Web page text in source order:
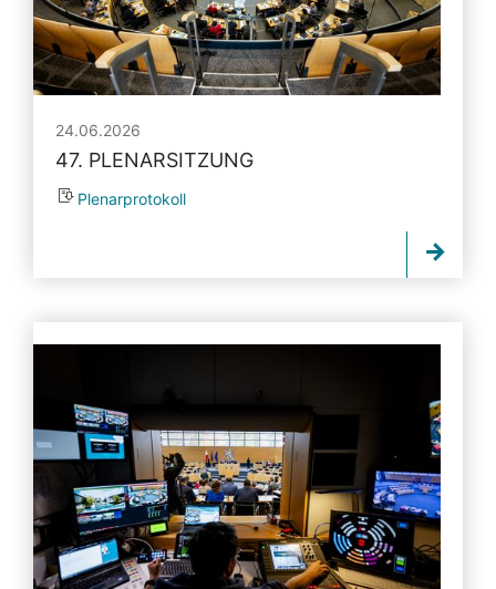
24.06.2026
47. PLENARSITZUNG
Plenarprotokoll